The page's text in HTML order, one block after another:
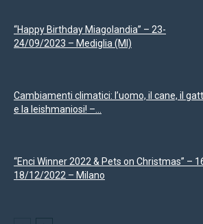
“Happy Birthday Miagolandia” – 23-
24/09/2023 – Mediglia (MI)
Cambiamenti climatici: l’uomo, il cane, il
e la leishmaniosi! –...
“Enci Winner 2022 & Pets on Christmas” –
18/12/2022 – Milano